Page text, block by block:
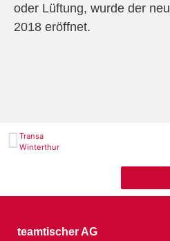
oder Lüftung, wurde der
2018 eröffnet.
Transa
Winterthur
teamtischer AG